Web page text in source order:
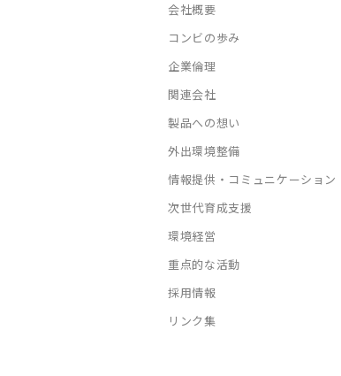
会社概要
コンビの歩み
企業倫理
関連会社
製品への想い
外出環境整備
情報提供・コミュニケーション
次世代育成支援
環境経営
重点的な活動
採用情報
リンク集